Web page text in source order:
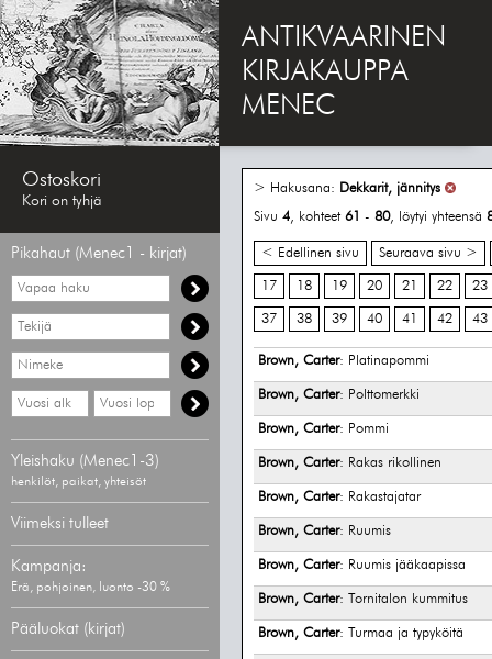
ANTIKVAARINEN
KIRJAKAUPPA
MENEC
Ostoskori
Kori on tyhjä
Pikahaut (Menec1 - kirjat)
Vapaa
haku
Hae
tekijää
Hae
nimekettä
Hae
vähimmäisvuosi
Hae
enimmäisvuosi
Yleishaku (Menec1-3)
henkilöt, paikat, yhteisöt
Viimeksi tulleet
Kampanja:
Erä, pohjoinen, luonto -30 %
Pääluokat (kirjat)
> Hakusana: Dekkarit, jännitys
Sivu 4, kohteet 61 - 80, löytyi yhteensä
< Edellinen sivu Seuraava sivu >
17 18 19 20 21 22 23
37 38 39 40 41 42 43
Brown, Carter: Platinapommi
Brown, Carter: Polttomerkki
Brown, Carter: Pommi
Brown, Carter: Rakas rikollinen
Brown, Carter: Rakastajatar
Brown, Carter: Ruumis
Brown, Carter: Ruumis jääkaapissa
Brown, Carter: Tornitalon kummitus
Brown, Carter: Turmaa ja typyköitä